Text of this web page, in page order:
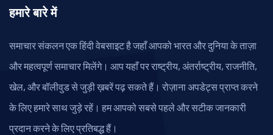
हमारे बारे में
समाचार संकलन एक हिंदी वेबसाइट है जहाँ आपको भारत और दुनिया के ताज़ा
और महत्वपूर्ण समाचार मिलेंगे। आप यहाँ पर राष्ट्रीय, अंतर्राष्ट्रीय, राजनीति,
खेल, और बॉलीवुड से जुड़ी ख़बरें पढ़ सकते हैं। रोज़ाना अपडेट्स प्राप्त करने
के लिए हमारे साथ जुड़े रहें। हम आपको सबसे पहले और सटीक जानकारी
प्रदान करने के लिए प्रतिबद्ध हैं।